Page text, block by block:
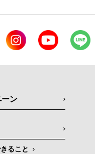
ーン
ること